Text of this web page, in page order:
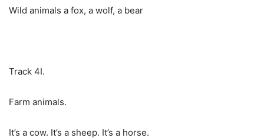
Wild animals a fox, a wolf, a bear
Track 4I.
Farm animals.
It’s a cow. It’s a sheep. It’s a horse.